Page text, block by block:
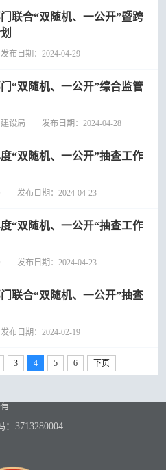
联合“双随机、一公开”暨跨
日期：2024-04-29
“双随机、一公开”综合监管
建设局 发布日期：2024-04-28
“双随机、一公开”抽查工作
发布日期：2024-04-23
“双随机、一公开“抽查工作
发布日期：2024-04-23
联合“双随机、一公开”抽查
日期：2024-02-19
3 4 5 6 下页